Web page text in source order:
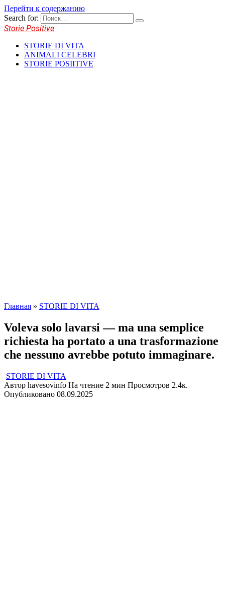
Перейти к содержанию
Search for:
Storie Positive
STORIE DI VITA
ANIMALI CELEBRI
STORIE POSIITIVE
Главная » STORIE DI VITA
Voleva solo lavarsi — ma una semplice
richiesta ha portato a una trasformazione
che nessuno avrebbe potuto immaginare.
STORIE DI VITA
Автор havesovinfo На чтение 2 мин Просмотров 2.4к.
Опубликовано 08.09.2025